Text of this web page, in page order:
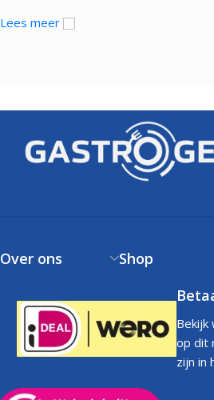
Lees meer
Over ons Shop
Bekijk
op dit
zijn in